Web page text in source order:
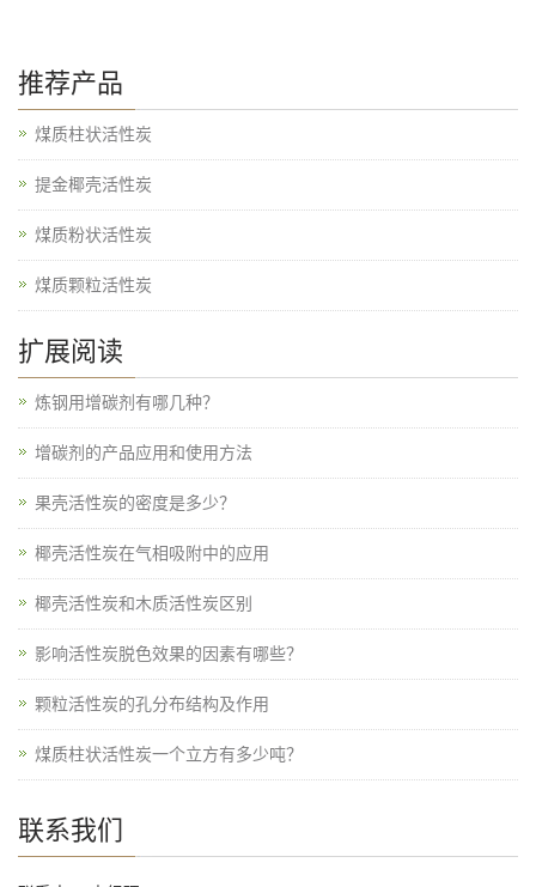
推荐产品
煤质柱状活性炭
提金椰壳活性炭
煤质粉状活性炭
煤质颗粒活性炭
扩展阅读
炼钢用增碳剂有哪几种？
增碳剂的产品应用和使用方法
果壳活性炭的密度是多少？
椰壳活性炭在气相吸附中的应用
椰壳活性炭和木质活性炭区别
影响活性炭脱色效果的因素有哪些？
颗粒活性炭的孔分布结构及作用
煤质柱状活性炭一个立方有多少吨？
联系我们